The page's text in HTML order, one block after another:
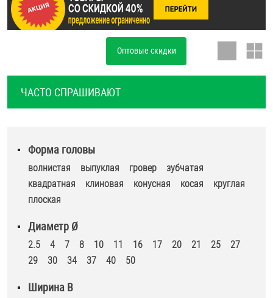
ОПЛАТА И ДОСТАВКА
Втулки
Дюймовый крепёж
Заклепки (Гайки-Заклепки)
Инструмент
Крюки, кольца с метрической резьбой
Крюки, кольца с шурупной резьбой
Оптовые скидки
ЧАСТО СПРАШИВАЮТ
Форма головы
волнистая выпуклая гровер
зубчатая
квадратная
клиновая конусная косая
круглая
плоская
Диаметр Ø
2.5 4 7 8 10 11 16 17 20 21 25
27
29
30 34 37 40 50
Ширина B